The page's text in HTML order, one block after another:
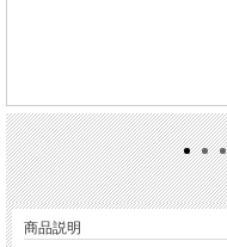
商品説明